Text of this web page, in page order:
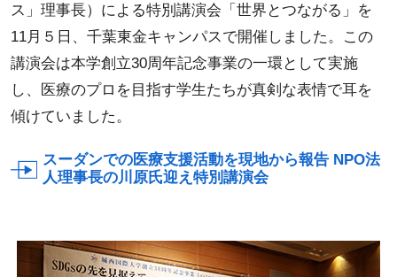
ス」理事長）による特別講演会「世界とつながる」を
11月５日、千葉東金キャンパスで開催しました。この
講演会は本学創立30周年記念事業の一環として実施
し、医療のプロを目指す学生たちが真剣な表情で耳を
傾けていました。
スーダンでの医療支援活動を現地から報告 NPO法
人理事長の川原氏迎え特別講演会